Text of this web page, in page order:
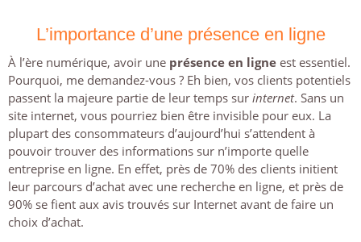
L’importance d’une présence en ligne
À l’ère numérique, avoir une présence en ligne est essentiel.
Pourquoi, me demandez-vous ? Eh bien, vos clients potentiels
passent la majeure partie de leur temps sur internet. Sans un
site internet, vous pourriez bien être invisible pour eux. La
plupart des consommateurs d’aujourd’hui s’attendent à
pouvoir trouver des informations sur n’importe quelle
entreprise en ligne. En effet, près de 70% des clients initient
leur parcours d’achat avec une recherche en ligne, et près de
90% se fient aux avis trouvés sur Internet avant de faire un
choix d’achat.